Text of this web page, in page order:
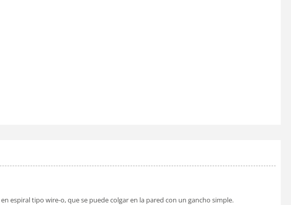
en espiral tipo wire-o, que se puede colgar en la pared con un gancho simple.